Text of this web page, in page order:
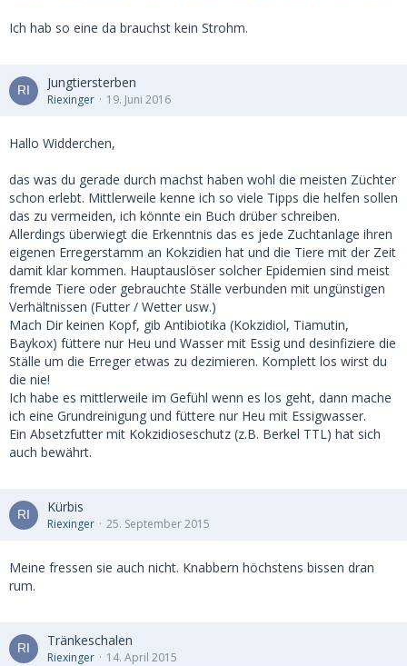
Ich hab so eine da brauchst kein Strohm.
Jungtiersterben
Riexinger 19. Juni 2016
Hallo Widderchen,
das was du gerade durch machst haben wohl die meisten Züchter
schon erlebt. Mittlerweile kenne ich so viele Tipps die helfen sollen
das zu vermeiden, ich könnte ein Buch drüber schreiben.
Allerdings überwiegt die Erkenntnis das es jede Zuchtanlage ihren
eigenen Erregerstamm an Kokzidien hat und die Tiere mit der Zeit
damit klar kommen. Hauptauslöser solcher Epidemien sind meist
fremde Tiere oder gebrauchte Ställe verbunden mit ungünstigen
Verhältnissen (Futter / Wetter usw.)
Mach Dir keinen Kopf, gib Antibiotika (Kokzidiol, Tiamutin,
Baykox) füttere nur Heu und Wasser mit Essig und desinfiziere die
Ställe um die Erreger etwas zu dezimieren. Komplett los wirst du
die nie!
Ich habe es mittlerweile im Gefühl wenn es los geht, dann mache
ich eine Grundreinigung und füttere nur Heu mit Essigwasser.
Ein Absetzfutter mit Kokzidioseschutz (z.B. Berkel TTL) hat sich
auch bewährt.
Kürbis
Riexinger 25. September 2015
Meine fressen sie auch nicht. Knabbern höchstens bissen dran
rum.
Tränkeschalen
Riexinger 14. April 2015